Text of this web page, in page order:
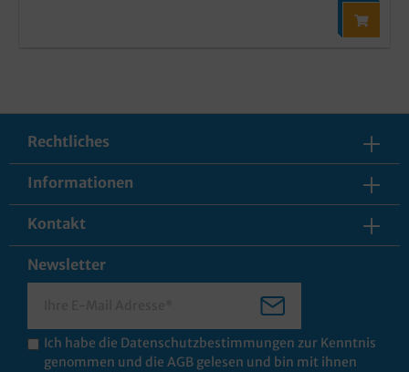
Rechtliches
Informationen
Kontakt
Newsletter
Ich habe die Datenschutzbestimmungen zur Kenntnis
genommen und die AGB gelesen und bin mit ihnen